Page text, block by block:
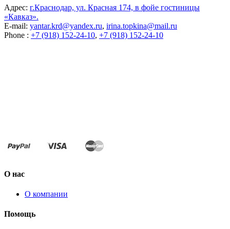
Адрес: г.Краснодар, ул. Красная 174, в фойе гостиницы
«Кавказ».
E-mail: yantar.krd@yandex.ru, irina.topkina@mail.ru
Phone : +7 (918) 152-24-10, +7 (918) 152-24-10
О нас
О компании
Помощь